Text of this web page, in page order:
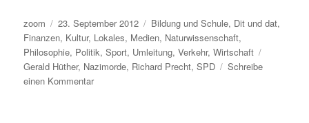
Autor
zoom
Veröffentlicht
am
23. September 2012 Kategorien
Bildung und Schule, Dit und dat,
Finanzen, Kultur, Lokales, Medien, Naturwissenschaft,
Philosophie, Politik,Sport, Umleitung,Verkehr,Wirtschaft
Gerald Hüther, Nazimorde, Richard Precht,SPD
Schreibe
einen Kommentarzu